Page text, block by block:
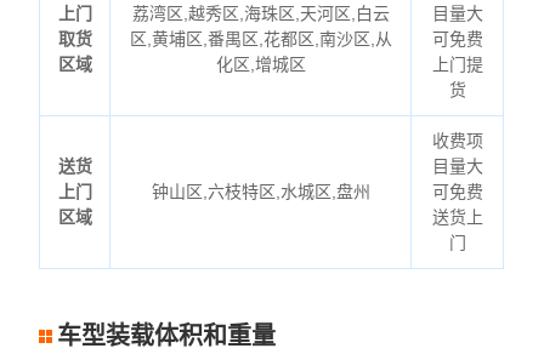
上门
取货
区域
荔湾区,越秀区,海珠区,天河区,白云
区,黄埔区,番禺区,花都区,南沙区,从
化区,增城区
目量大
可免费
上门提
货
送货
上门
区域
钟山区,六枝特区,水城区,盘州
收费项
目量大
可免费
送货上
门
车型装载体积和重量